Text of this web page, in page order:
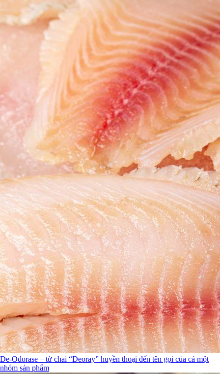
De-Odorase – từ chai “Deoray” huyền thoại đến tên gọi của cả một
nhóm sản phẩm